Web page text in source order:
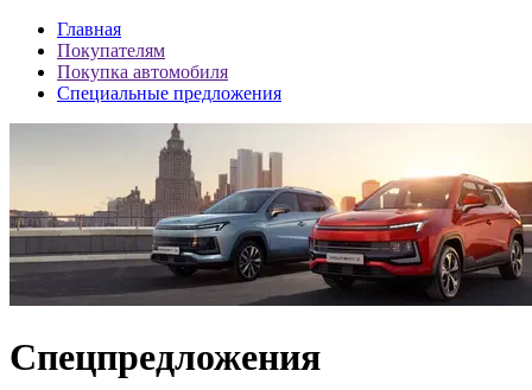
Главная
Покупателям
Покупка автомобиля
Специальные предложения
Спецпредложения